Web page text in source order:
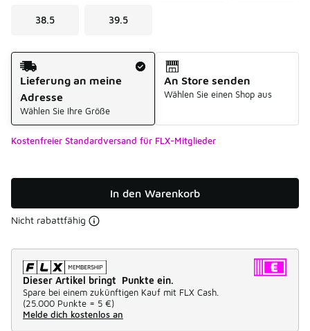
38.5 39.5
Versandart
Lieferung an meine
Adresse
Wählen Sie Ihre Größe
An Store senden
Wählen Sie einen Shop aus
Kostenfreier Standardversand für FLX-Mitglieder
In den Warenkorb
Nicht rabattfähig
Dieser Artikel bringt Punkte ein.
Spare bei einem zukünftigen Kauf mit FLX Cash.
(25.000 Punkte = 5 €)
Melde dich kostenlos an